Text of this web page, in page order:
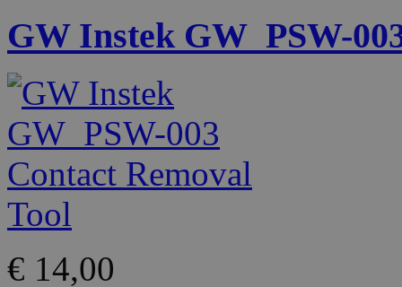
GW Instek GW_PSW-
€ 14,00